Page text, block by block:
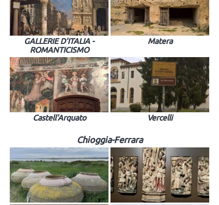
GALLERIE D'ITALIA -
ROMANTICISMO
Matera
Castell'Arquato Vercelli
Chioggia-Ferrara